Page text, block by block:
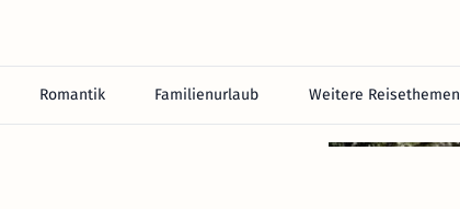
Romantik Familienurlaub Weitere Reisethemen